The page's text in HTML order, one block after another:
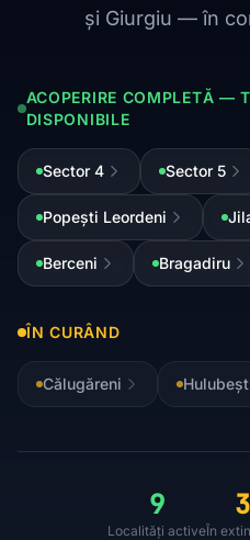
și Giurgiu — în
ACOPERIRE COMPLETĂ —
DISPONIBILE
Sector 4 Sector 5
Popești Leordeni
Berceni Bragadiru
ÎN CURÂND
Călugăreni
9
Localități active
3
În